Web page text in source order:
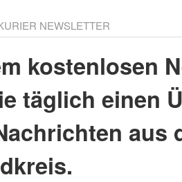
NEWSLETTER
kostenlosen
täglich einen
aus